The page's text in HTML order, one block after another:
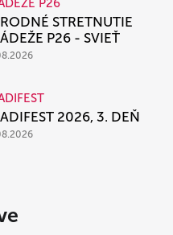
P26
STRETNUTIE
P26 - SVIEŤ
2026, 3. DEŇ